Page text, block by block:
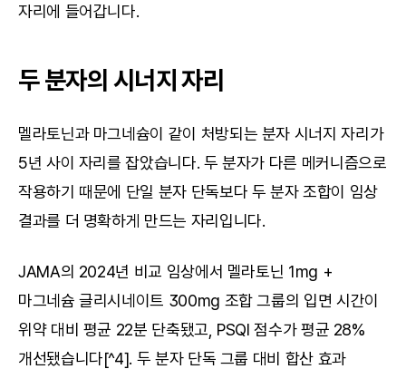
자리에 들어갑니다.
두 분자의 시너지 자리
멜라토닌과 마그네슘이 같이 처방되는 분자 시너지 자리가
5년 사이 자리를 잡았습니다. 두 분자가 다른 메커니즘으로
작용하기 때문에 단일 분자 단독보다 두 분자 조합이 임상
결과를 더 명확하게 만드는 자리입니다.
JAMA의 2024년 비교 임상에서 멜라토닌 1mg +
마그네슘 글리시네이트 300mg 조합 그룹의 입면 시간이
위약 대비 평균 22분 단축됐고, PSQI 점수가 평균 28%
개선됐습니다[^4]. 두 분자 단독 그룹 대비 합산 효과